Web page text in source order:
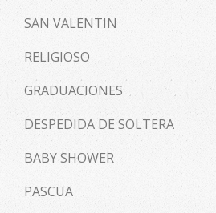
SAN VALENTIN
RELIGIOSO
GRADUACIONES
DESPEDIDA DE SOLTERA
BABY SHOWER
PASCUA